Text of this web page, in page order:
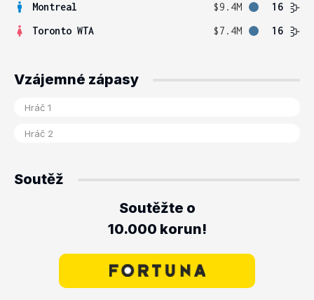
Montreal $9.4M
16
Toronto WTA
$7.4M 16
Vzájemné zápasy
Soutěž
Soutěžte o
10.000 korun!